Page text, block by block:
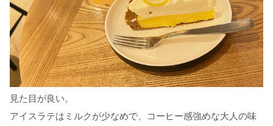
見た目が良い。
アイスラテはミルクが少なめで、コーヒー感強めな大人の味